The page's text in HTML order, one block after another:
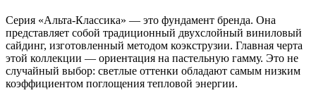
Серия «Альта-Классика» — это фундамент бренда. Она
представляет собой традиционный двухслойный виниловый
сайдинг, изготовленный методом коэкструзии. Главная черта
этой коллекции — ориентация на пастельную гамму. Это не
случайный выбор: светлые оттенки обладают самым низким
коэффициентом поглощения тепловой энергии.